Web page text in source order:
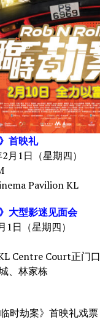
首映礼
月1日（星期四）
Pavilion KL
大型影迷见面会
1日（星期四）
Centre Court正门口
、林家栋
时劫案》首映礼戏票